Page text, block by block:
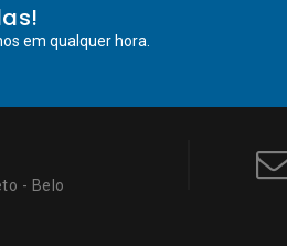
em qualquer hora.
- Belo